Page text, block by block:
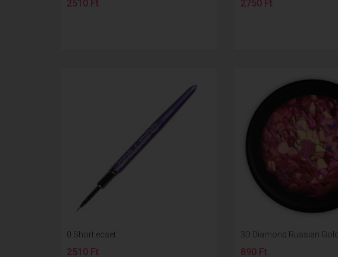
2510 Ft 2750 Ft
0 Short ecset
2510 Ft
3D Diamond Russian Gold
890 Ft